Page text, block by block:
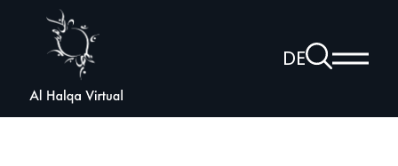
Halqa
DEZur
Suchseite